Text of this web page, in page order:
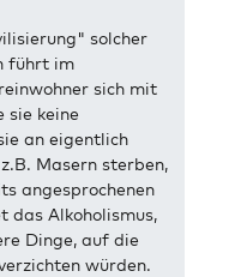
solcher
führt im
sich mit
sie keine
an eigentlich
Masern sterben,
angesprochenen
das Alkoholismus,
Dinge, auf die
würden.